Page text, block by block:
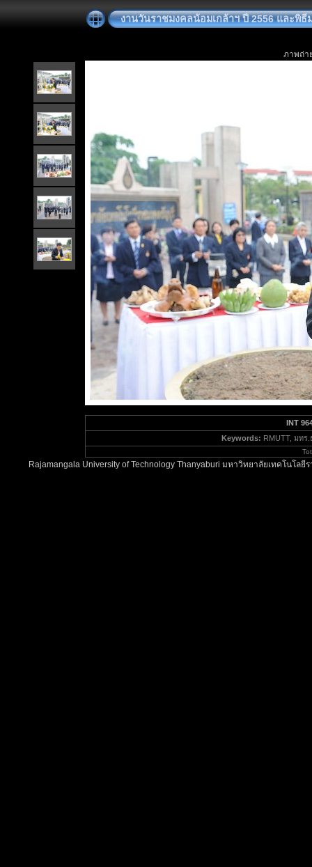
งานวันราชมงคลน้อมเกล้าฯ ปี 2556 และพิ
ภาพถ่า
INT
Keywords: RMUTT, มท
Rajamangala University of Technology Thanyaburi มหาวิทยาลัยเทคโนโ